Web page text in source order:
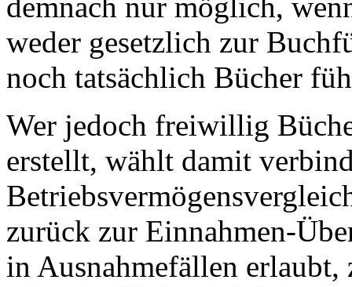
weder gesetzlich zur
noch tatsächlich Bücher
Wer jedoch freiwillig
erstellt, wählt damit
zurück zur Einnahmen-
in Ausnahmefällen erlaubt,